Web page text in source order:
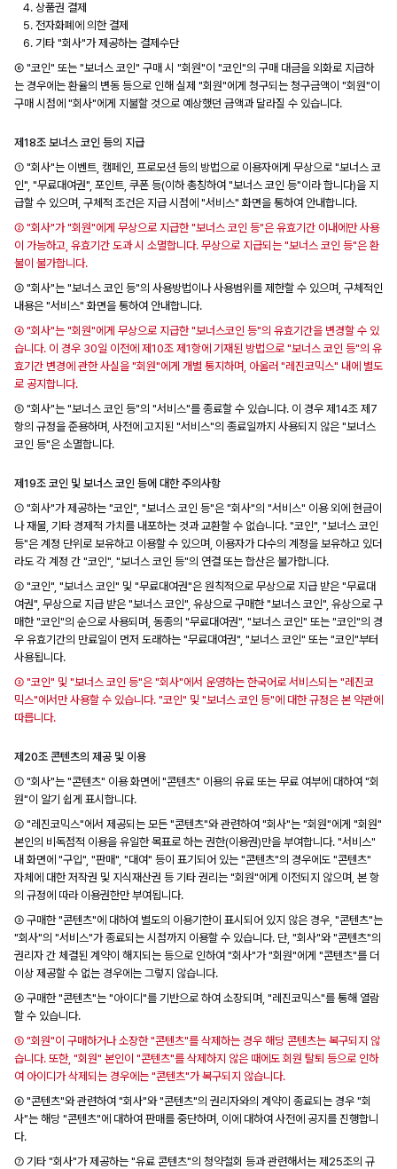
상품권 결제
전자화폐에 의한 결제
기타 "회사"가 제공하는 결제수단
⑥ "코인" 또는 "보너스 코인" 구매 시 "회원"이 "코인"의 구매 대금을 외화로 지급하
는 경우에는 환율의 변동 등으로 인해 실제 "회원"에게 청구되는 청구금액이 "회원"이
구매 시점에 "회사"에게 지불할 것으로 예상했던 금액과 달라질 수 있습니다.
제18조 보너스 코인 등의 지급
① "회사"는 이벤트, 캠페인, 프로모션 등의 방법으로 이용자에게 무상으로 "보너스 코
인", "무료대여권", 포인트, 쿠폰 등(이하 총칭하여 "보너스 코인 등"이라 합니다)을 지
급할 수 있으며, 구체적 조건은 지급 시점에 "서비스" 화면을 통하여 안내합니다.
② "회사"가 "회원"에게 무상으로 지급한 "보너스 코인 등"은 유효기간 이내에만 사용
이 가능하고, 유효기간 도과 시 소멸합니다. 무상으로 지급되는 "보너스 코인 등"은 환
불이 불가합니다.
③ "회사"는 "보너스 코인 등"의 사용방법이나 사용범위를 제한할 수 있으며, 구체적인
내용은 "서비스" 화면을 통하여 안내합니다.
④ "회사"는 "회원"에게 무상으로 지급한 "보너스코인 등"의 유효기간을 변경할 수 있
습니다. 이 경우 30일 이전에 제10조 제1항에 기재된 방법으로 "보너스 코인 등"의 유
효기간 변경에 관한 사실을 "회원"에게 개별 통지하며, 아울러 "레진코믹스" 내에 별도
로 공지합니다.
⑤ "회사"는 "보너스 코인 등"의 "서비스"를 종료할 수 있습니다. 이 경우 제14조 제7
항의 규정을 준용하며, 사전에 고지된 "서비스"의 종료일까지 사용되지 않은 "보너스
코인 등"은 소멸합니다.
제19조 코인 및 보너스 코인 등에 대한 주의사항
① "회사"가 제공하는 "코인", "보너스 코인 등"은 "회사"의 "서비스" 이용 외에 현금이
나 재물, 기타 경제적 가치를 내포하는 것과 교환할 수 없습니다. "코인", "보너스 코인
등"은 계정 단위로 보유하고 이용할 수 있으며, 이용자가 다수의 계정을 보유하고 있더
라도 각 계정 간 "코인", "보너스 코인 등"의 연결 또는 합산은 불가합니다.
② "코인", "보너스 코인" 및 "무료대여권"은 원칙적으로 무상으로 지급 받은 "무료대
여권", 무상으로 지급 받은 "보너스 코인", 유상으로 구매한 "보너스 코인", 유상으로 구
매한 "코인"의 순으로 사용되며, 동종의 "무료대여권", "보너스 코인" 또는 "코인"의 경
우 유효기간의 만료일이 먼저 도래하는 "무료대여권", "보너스 코인" 또는 "코인"부터
사용됩니다.
③ "코인" 및 "보너스 코인 등"은 "회사"에서 운영하는 한국어로 서비스되는 "레진코
믹스"에서만 사용할 수 있습니다. "코인" 및 "보너스 코인 등"에 대한 규정은 본 약관에
따릅니다.
제20조 콘텐츠의 제공 및 이용
① "회사"는 "콘텐츠" 이용 화면에 "콘텐츠" 이용의 유료 또는 무료 여부에 대하여 "회
원"이 알기 쉽게 표시합니다.
② "레진코믹스"에서 제공되는 모든 "콘텐츠"와 관련하여 "회사"는 "회원"에게 "회원"
본인의 비독점적 이용을 유일한 목표로 하는 권한(이용권)만을 부여합니다. "서비스"
내 화면에 "구입", "판매", "대여" 등이 표기되어 있는 "콘텐츠"의 경우에도 "콘텐츠"
자체에 대한 저작권 및 지식재산권 등 기타 권리는 "회원"에게 이전되지 않으며, 본 항
의 규정에 따라 이용권한만 부여됩니다.
③ 구매한 "콘텐츠"에 대하여 별도의 이용기한이 표시되어 있지 않은 경우, "콘텐츠"는
"회사"의 "서비스"가 종료되는 시점까지 이용할 수 있습니다. 단, "회사"와 "콘텐츠"의
권리자 간 체결된 계약이 해지되는 등으로 인하여 "회사"가 "회원"에게 "콘텐츠"를 더
이상 제공할 수 없는 경우에는 그렇지 않습니다.
④ 구매한 "콘텐츠"는 "아이디"를 기반으로 하여 소장되며, "레진코믹스"를 통해 열람
할 수 있습니다.
⑤ "회원"이 구매하거나 소장한 "콘텐츠"를 삭제하는 경우 해당 콘텐츠는 복구되지 않
습니다. 또한, "회원" 본인이 "콘텐츠"를 삭제하지 않은 때에도 회원 탈퇴 등으로 인하
여 아이디가 삭제되는 경우에는 "콘텐츠"가 복구되지 않습니다.
⑥ "콘텐츠"와 관련하여 "회사"와 "콘텐츠"의 권리자와의 계약이 종료되는 경우 "회
사"는 해당 "콘텐츠"에 대하여 판매를 중단하며, 이에 대하여 사전에 공지를 진행합니
다.
⑦ 기타 "회사"가 제공하는 "유료 콘텐츠"의 청약철회 등과 관련해서는 제25조의 규